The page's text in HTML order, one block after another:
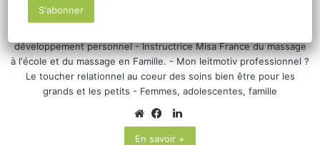
développement personnel - Instructrice Misa France du massage
à l'école et du massage en Famille. - Mon leitmotiv professionnel ?
Le toucher relationnel au coeur des soins bien être pour les
grands et les petits - Femmes, adolescentes, famille
Website
Facebook
Linkedin
En savoir +